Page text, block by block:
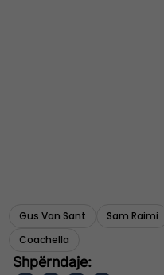
Gus Van Sant Sam Raimi
Coachella